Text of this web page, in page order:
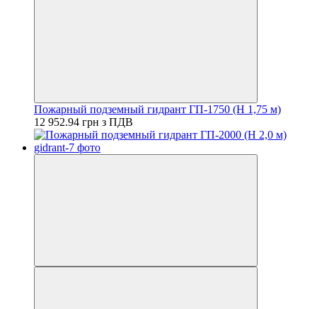
Пожарный подземный гидрант ГП-1750 (H 1,75 м)
12 952.94 грн з ПДВ